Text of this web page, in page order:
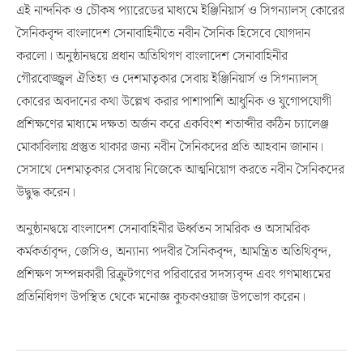
এই নান্দনিক ও চৌকষ প্যারেডের মাধ্যমে ইঞ্জিনিয়ার্স ও সিগন্যালস্ কোরের
সৈনিকবৃন্দ বাংলাদেশ সেনাবাহিনীতে নবীন সৈনিক হিসেবে যোগদান
করলো। অনুষ্ঠানদ্বয়ে প্রধান অতিথিগণ বাংলাদেশ সেনাবাহিনীর
গৌরবোজ্জ্বল ঐতিহ্য ও দেশমাতৃকার সেবায় ইঞ্জিনিয়ার্স ও সিগন্যালস্
কোরের অবদানের কথা উল্লেখ করার পাশাপাশি আধুনিক ও যুগোপযোগী
প্রশিক্ষণের মাধ্যমে দক্ষতা অর্জন করে একবিংশ শতাব্দীর কঠিন চ্যালেঞ্জ
মোকাবিলায় প্রস্তুত থাকার জন্য নবীন সৈনিকদের প্রতি আহবান জানান।
সেসাথে দেশমাতৃকার সেবায় নিজেকে আত্মনিয়োগ করতে নবীন সৈনিকদের
উদ্বুদ্ধ করেন।
অনুষ্ঠানদ্বয়ে বাংলাদেশ সেনাবাহিনীর ঊর্ধ্বতন সামরিক ও অসামরিক
কর্মকর্তাবৃন্দ, জেসিও, অন্যান্য পদবীর সৈনিকবৃন্দ, আমন্ত্রিত অতিথিবৃন্দ,
প্রশিক্ষণ সম্পন্নকারী রিক্রুটগণের পরিবারের সদস্যবৃন্দ এবং গণমাধ্যমের
প্রতিনিধিগণ উপস্থিত থেকে মনোজ্ঞ কুচকাওয়াজ উপভোগ করেন।